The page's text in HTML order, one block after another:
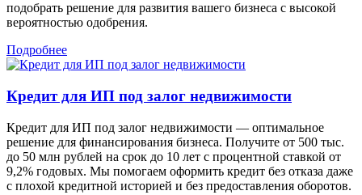
подобрать решение для развития вашего бизнеса с высокой
вероятностью одобрения.
Подробнее
Кредит для ИП под залог недвижимости
Кредит для ИП под залог недвижимости — оптимальное
решение для финансирования бизнеса. Получите от 500 тыс.
до 50 млн рублей на срок до 10 лет с процентной ставкой от
9,2% годовых. Мы помогаем оформить кредит без отказа даже
с плохой кредитной историей и без предоставления оборотов.